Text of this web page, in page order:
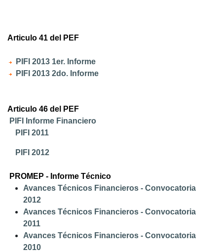
Articulo 41 del PEF
PIFI 2013 1er. Informe
PIFI 2013 2do. Informe
Articulo 46 del PEF
PIFI Informe Financiero
PIFI 2011
PIFI 2012
PROMEP - Informe Técnico
Avances Técnicos Financieros - Convocatoria
2012
Avances Técnicos Financieros - Convocatoria
2011
Avances Técnicos Financieros - Convocatoria
2010